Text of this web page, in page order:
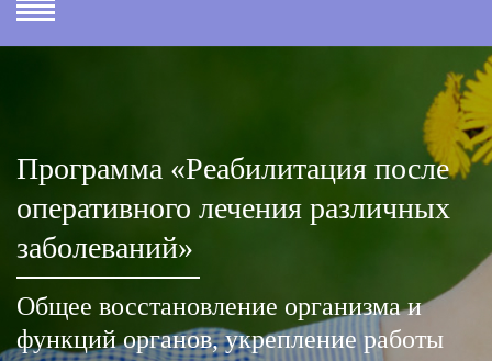
Программа «Реабилитация после
оперативного лечения различных
заболеваний»
Общее восстановление организма и
функций органов, укрепление работы